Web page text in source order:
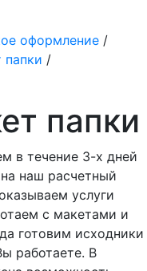
оформление /
папки /
папки
в течение 3-х дней
наш расчетный
услуги
с макетами и
готовим исходники
работаете. В